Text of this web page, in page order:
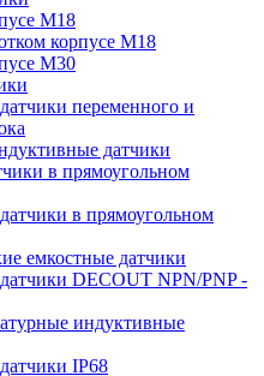
М18
корпусе М18
М30
переменного и
датчики
в прямоугольном
в прямоугольном
емкостные датчики
DECOUT NPN/PNP -
индуктивные
IP68